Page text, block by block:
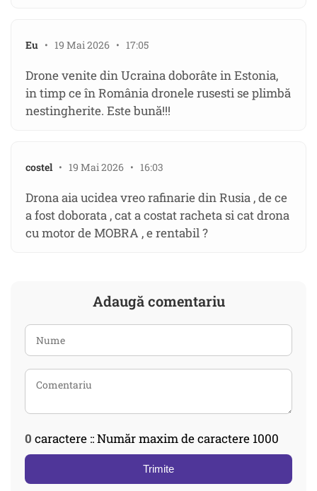
Eu • 19 Mai 2026 • 17:05
Drone venite din Ucraina doborâte in Estonia,
in timp ce în România dronele rusesti se plimbă
nestingherite. Este bună!!!
costel• 19 Mai 2026 • 16:03
Drona aia ucidea vreo rafinarie din Rusia , de ce
a fost doborata , cat a costat racheta si cat drona
cu motor de MOBRA , e rentabil ?
Adaugă comentariu
0 caractere :: Număr maxim de caractere 1000
Trimite